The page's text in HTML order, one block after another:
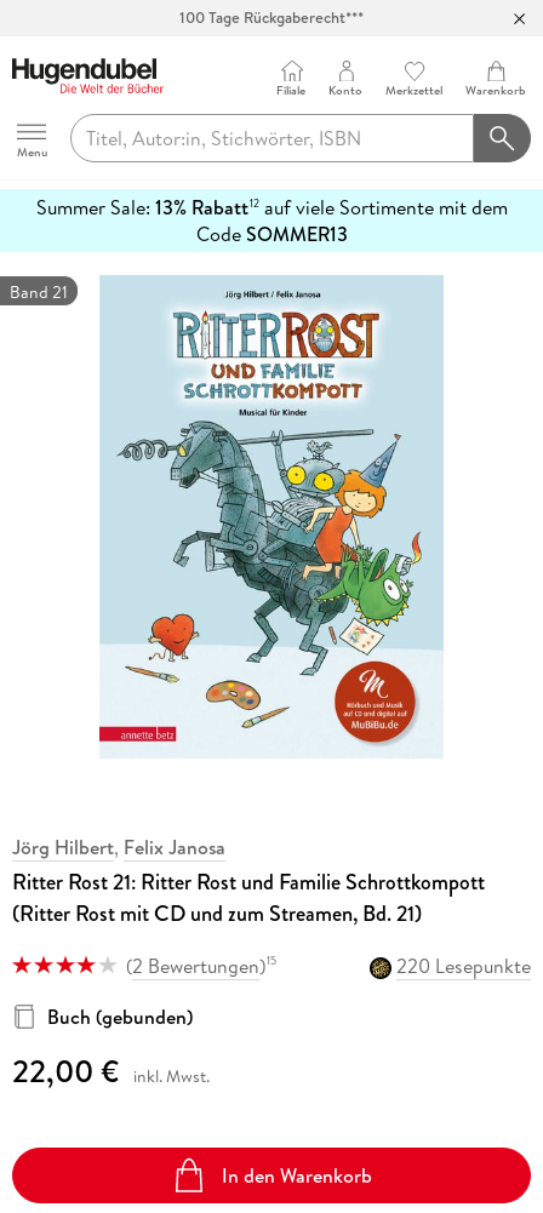
100 Tage Rückgaberecht***
Hugendubel
Menu
Filiale Konto Merkzettel Warenkorb
Summer Sale: 13% Rabatt12auf viele Sortimente mit dem
CodeSOMMER13
erfahren
Band 21
Jörg Hilbert, Felix Janosa
Ritter Rost 21: Ritter Rost und Familie Schrottkompott
(Ritter Rost mit CD und zum Streamen, Bd. 21)
(2 Bewertungen)15
220 Lesepunkte
Buch (gebunden)
22,00 € inkl. Mwst.
In den Warenkorb